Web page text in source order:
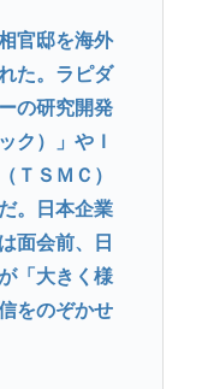
官邸を海外
た。ラピダ
の研究開発
ク）」やＩ
ＴＳＭＣ）
。日本企業
面会前、日
「大きく様
をのぞかせ